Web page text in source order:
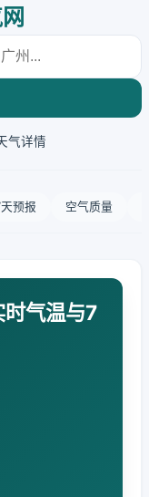
气详情
预报 空气质量
气温与7